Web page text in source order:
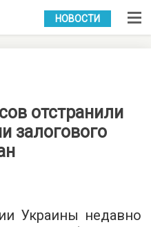
УКР РУС
НОВОСТИ
отстранили
залогового
Украины недавно